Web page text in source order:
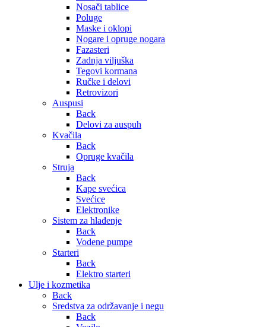
Nosači tablice
Poluge
Maske i oklopi
Nogare i opruge nogara
Fazasteri
Zadnja viljuška
Tegovi kormana
Ručke i delovi
Retrovizori
Auspusi
Back
Delovi za auspuh
Kvačila
Back
Opruge kvačila
Struja
Back
Kape svećica
Svećice
Elektronike
Sistem za hlađenje
Back
Vodene pumpe
Starteri
Back
Elektro starteri
Ulje i kozmetika
Back
Sredstva za održavanje i negu
Back